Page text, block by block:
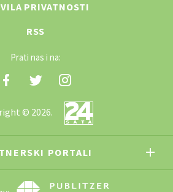
PRIVATNOSTI
RSS
Prati nas i na:
© 2026.
PORTALI